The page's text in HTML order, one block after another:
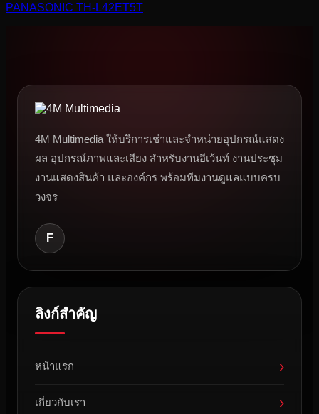
PANASONIC TH-L42ET5T
4M Multimedia ให้บริการเช่าและจำหน่ายอุปกรณ์แสดง
ผล อุปกรณ์ภาพและเสียง สำหรับงานอีเว้นท์ งานประชุม
งานแสดงสินค้า และองค์กร พร้อมทีมงานดูแลแบบครบ
วงจร
F
ลิงก์สำคัญ
หน้าแรก ›
เกี่ยวกับเรา ›